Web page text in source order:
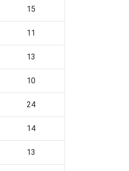
15
11
13
10
24
14
13